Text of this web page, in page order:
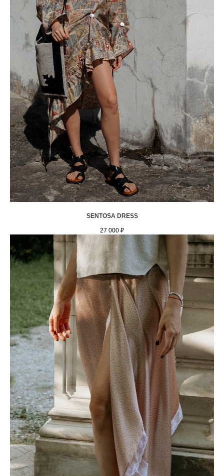
SENTOSA DRESS
27 000 ₽